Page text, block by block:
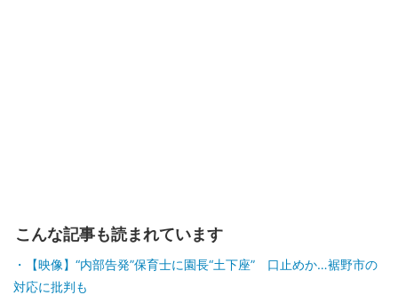
こんな記事も読まれています
【映像】“内部告発”保育士に園長“土下座” 口止めか…裾野市の
対応に批判も